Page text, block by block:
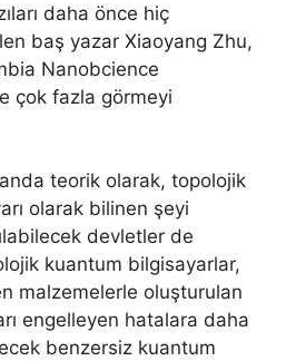
daha önce hiç
baş yazar Xiaoyang Zhu,
Nanobcience
çok fazla görmeyi
teorik olarak, topolojik
olarak bilinen şeyi
devletler de
kuantum bilgisayarlar,
malzemelerle oluşturulan
engelleyen hatalara daha
benzersiz kuantum